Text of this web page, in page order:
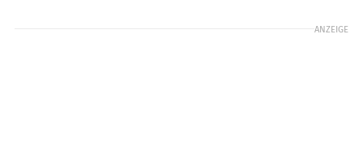
ANZEIGE